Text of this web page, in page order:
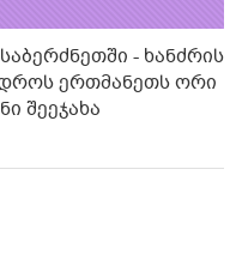
- ხანძრის
ერთმანეთს ორი
შეეჯახა